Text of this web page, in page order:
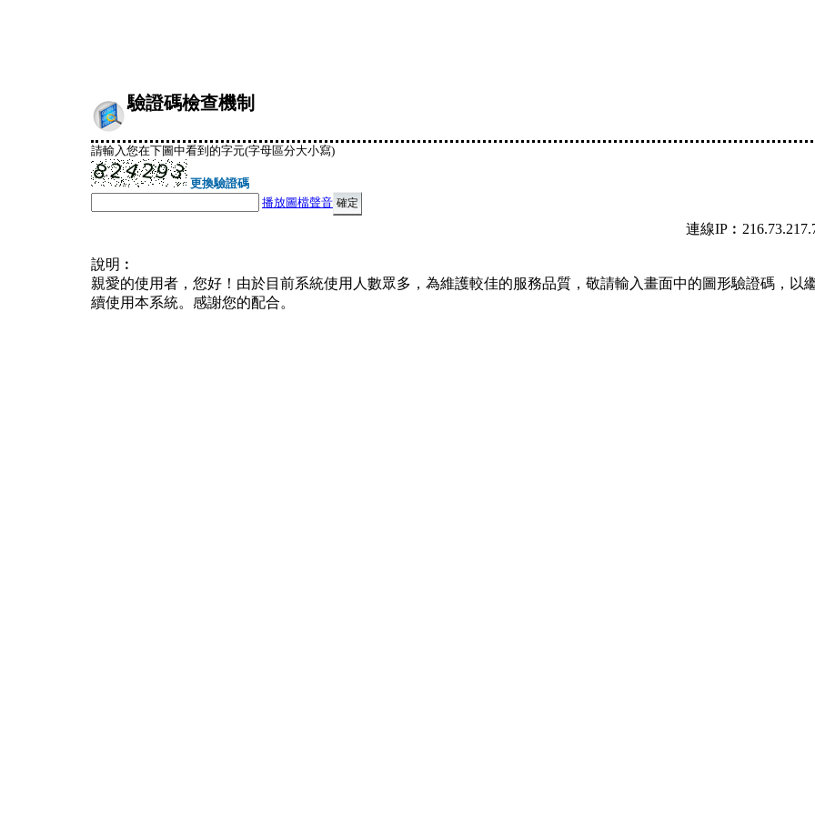
驗證碼檢查機制
請輸入您在下圖中看到的字元(字母區分大小寫)
更換驗證碼
播放圖檔聲音
連線
說明︰
親愛的使用者，您好！由於目前系統使用人數眾多，為維護較佳的服務品質，敬請輸入畫面中的圖形驗證碼，以
續使用本系統。感謝您的配合。